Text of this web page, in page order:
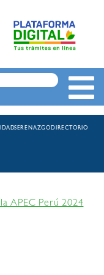
SERENAZGODIRECTORIO
APEC Perú 2024